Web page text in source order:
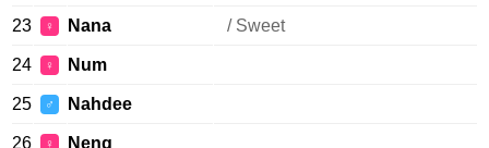
23 ♀ Nana / Sweet
24 ♀ Num
25 ♂ Nahdee
26 ♀ Neng